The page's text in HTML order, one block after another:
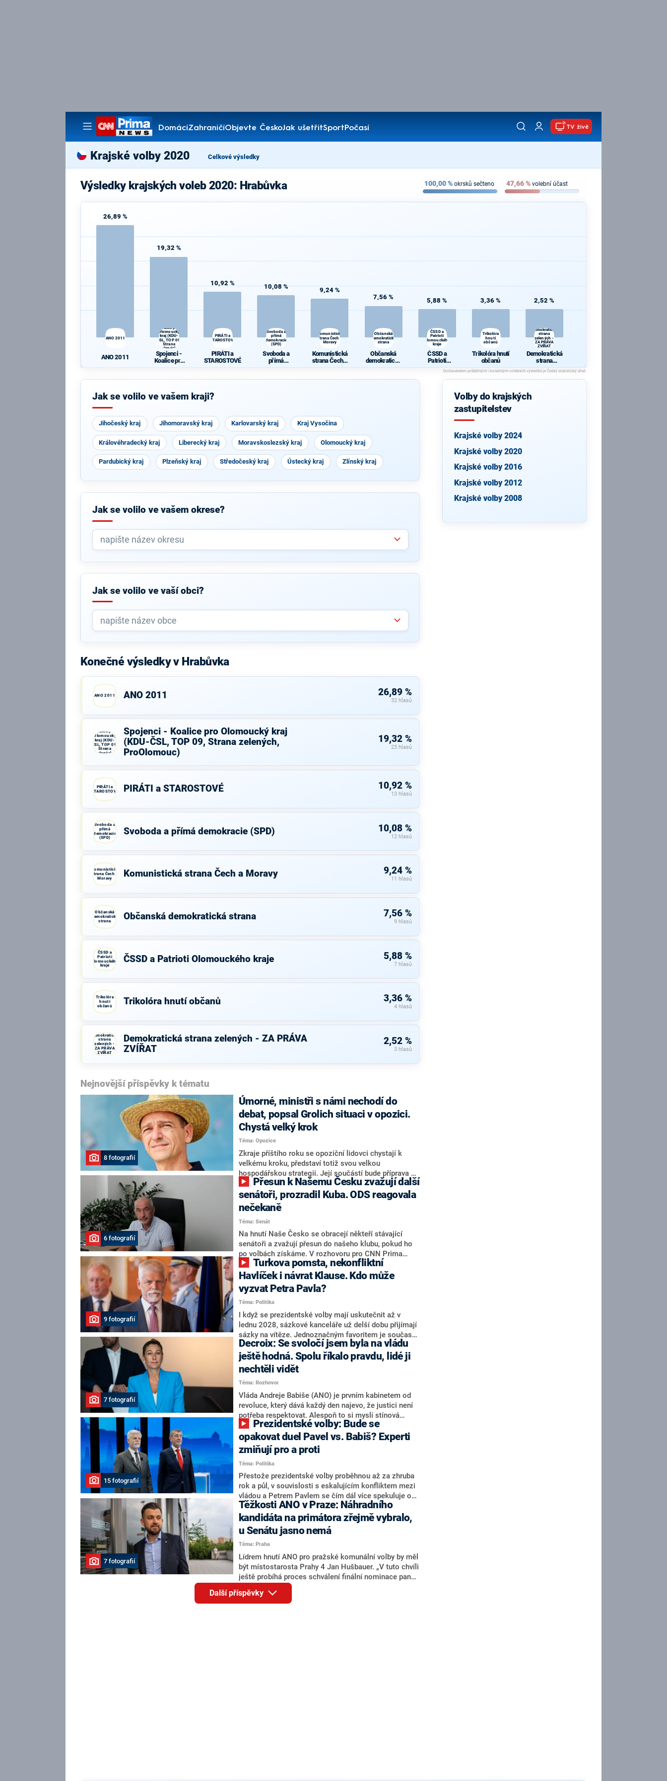
DomácíZahraničíObjevte ČeskoJak ušetřitSportPočasí
Pořady
TV živě
Krajské volby 2020 Celkové výsledky
Výsledky krajských voleb 2020: Hrabůvka 100,00% okrsků sečteno 47,66% volební účast
26,89 %
ANO 2011
ANO 2011
19,32 %
Koalice pro
Olomoucký
kraj (KDU-
ČSL, TOP 09,
Strana
zelených,
ProOlomouc)
Spojenci -
Koalice pro
ČSL, TOP 09,
zelených,
10,92 %
PIRÁTI a
STAROSTOVÉ
PIRÁTI a
STAROSTOVÉ
10,08 %
Svoboda a
přímá
demokracie
(SPD)
Svoboda a
přímá
9,24 %
Komunistická
strana Čech a
Moravy
Komunistická
strana Čech a
7,56 %
Občanská
demokratická
strana
Občanská
demokratická
strana
5,88 %
ČSSD a
Patrioti
Olomouckého
kraje
ČSSD a
Patrioti
Olomouckého
kraje
3,36 %
Trikolóra
hnutí
občanů
Trikolóra hnutí
občanů
2,52 %
Demokratická
strana
zelených -
ZA PRÁVA
ZVÍŘAT
Demokratická
strana
zelených - ZA
PRÁVA
ZVÍŘAT
Jak se volilo ve vašem kraji?
Jihočeský kraj Jihomoravský kraj Karlovarský kraj Kraj Vysočina
Královéhradecký kraj Liberecký kraj Moravskoslezský kraj Olomoucký kraj
Pardubický kraj Plzeňský kraj Středočeský kraj Ústecký kraj Zlínský kraj
Jak se volilo ve vašem okrese?
Jak se volilo ve vaší obci?
Konečné výsledky v Hrabůvka
ANO 2011 ANO 2011 26,89 %
32 hlasů
Koalice pro
Olomoucký
kraj (KDU-
ČSL, TOP 09,
Strana
zelených,
Spojenci - Koalice pro Olomoucký kraj
(KDU-ČSL, TOP 09, Strana zelených,
ProOlomouc)
19,32 %
23 hlasů
PIRÁTI a
STAROSTOVÉ
PIRÁTI a STAROSTOVÉ 10,92 %
13 hlasů
Svoboda a
přímá
demokracie
(SPD)
Svoboda a přímá demokracie (SPD) 10,08 %
12 hlasů
Komunistická
strana Čech a
Moravy
Komunistická strana Čech a Moravy 9,24 %
11 hlasů
Občanská
demokratická
strana
Občanská demokratická strana 7,56 %
9 hlasů
ČSSD a
Patrioti
Olomouckého
kraje
ČSSD a Patrioti Olomouckého kraje 5,88 %
7 hlasů
Trikolóra
hnutí
občanů
Trikolóra hnutí občanů 3,36 %
4 hlasů
Demokratická
strana
zelených -
ZA PRÁVA
ZVÍŘAT
Demokratická strana zelených - ZA PRÁVA
ZVÍŘAT
2,52 %
3 hlasů
Nejnovější příspěvky k tématu
8 fotografií
Úmorné, ministři s námi nechodí do
debat, popsal Grolich situaci v opozici.
Chystá velký krok
Téma: Opozice
Zkraje příštího roku se opoziční lidovci chystají k
velkému kroku, představí totiž svou velkou
hospodářskou strategii. Její součástí bude příprava na
stárnutí populace, řekl ve středu na setkání s novináři
nový předseda lidovců Jan Grolich. Ten zároveň v
senátních volbách kandiduje ve Vyškově. Popsal i
aktivitu opozice, o níž vládní strany nebo političtí
komentátoři mluví jako o slabé a v defenzivě. „Je to
úmorná práce upozorňovat na chyby vlády. Ministři s
námi navíc nechodí do debat. Chceme ale ukazovat
svoje témata,“ odpověděl Grolich na dotaz CNN Prima
NEWS.
6 fotografií
senátoři, prozradil Kuba. ODS reagovala
nečekaně
Téma: Senát
Na hnutí Naše Česko se obracejí někteří stávající
senátoři a zvažují přesun do našeho klubu, pokud ho
po volbách získáme. V rozhovoru pro CNN Prima
NEWS to řekl zakladatel hnutí a jihočeský hejtman
Martin Kuba. Konkrétní nebyl, ale získat by takto mohl
například senátora Zdeňka Hrabu, který je dnes
součástí klubu ODS a TOP 09. Hraba to na dotaz
redakce nevyloučil. Předseda klubu senátorů ODS
Zdeněk Nytra redakci řekl, že počítá s odchodem
některých senátorů z klubu a že Naše Česko není
nepřítel, ale soupeř.
9 fotografií
Havlíček i návrat Klause. Kdo může
vyzvat Petra Pavla?
Téma: Politika
I když se prezidentské volby mají uskutečnit až v
lednu 2028, sázkové kanceláře už delší dobu přijímají
sázky na vítěze. Jednoznačným favoritem je současná
hlava státu Petr Pavel. Daleko za ním pak bookmakeři
zmiňují dva výrazné politiky ANO, tedy premiéra
Andreje Babiše a ministra průmyslu Karla Havlíčka.
Oblíbeným tipem samotných sázkařů je poslanec za
Motoristy Filip Turek. Politolog Jan Kubáček nicméně
o případné kandidatuře kohokoliv ze zmíněné trojice
značně pochybuje. Podle něj současná koalice dosud
nemá osobu, která by Pavlovi mohla konkurovat.
7 fotografií
Decroix: Se svoločí jsem byla na vládu
ještě hodná. Spolu říkalo pravdu, lidé ji
nechtěli vidět
Téma: Rozhovor
Vláda Andreje Babiše (ANO) je prvním kabinetem od
revoluce, který dává každý den najevo, že justici není
potřeba respektovat. Alespoň to si myslí stínová
ministryně spravedlnosti ODS Eva Decroix. V
rozhovoru pro CNN Prima NEWS si nebrala servítky
ohledně politického výkonu svého nástupce Jeronýma
Tejce (za ANO) či vládní zmocněnkyně pro lidská
práva Taťány Malé (ANO). Označením „svoloč“ na
adresu vlády prý byla ještě hodná. Decroix se také
vrátila k volební porážce koalice Spolu či promluvila o
hnutí Naše Česko Martina Kuby.
15 fotografií
opakovat duel Pavel vs. Babiš? Experti
zmiňují pro a proti
Téma: Politika
Přestože prezidentské volby proběhnou až za zhruba
rok a půl, v souvislosti s eskalujícím konfliktem mezi
vládou a Petrem Pavlem se čím dál více spekuluje o
tom, koho by do bitvy o Hrad mohla vyslat současná
koalice. Někteří političtí komentátoři znovu vytahují
jméno premiéra Andreje Babiše (ANO). Jak moc je
pravděpodobné, že se v prezidentských volbách 2028
bude znovu opakovat souboj z roku 2023?
7 fotografií
Těžkosti ANO v Praze: Náhradního
kandidáta na primátora zřejmě vybralo,
u Senátu jasno nemá
Téma: Praha
Lídrem hnutí ANO pro pražské komunální volby by měl
být místostarosta Prahy 4 Jan Hušbauer. „V tuto chvíli
ještě probíhá proces schválení finální nominace pana
Jana Hušbauera Výborem hnutí ANO,“ uvedl pro
redakci místopředseda pražského ANO Martin
Benkovič. O Hušbauerovi se spekulovalo jako o
Další příspěvky
Volby do krajských
zastupitelstev
Krajské volby 2024
Krajské volby 2020
Krajské volby 2016
Krajské volby 2012
Krajské volby 2008